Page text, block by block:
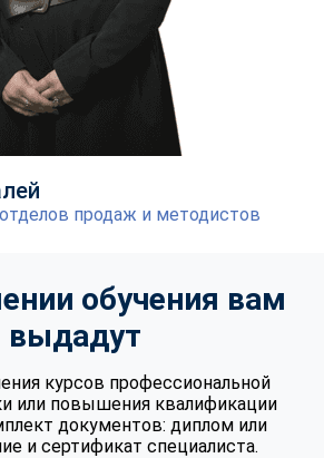
продаж и методистов
обучения вам
выдадут
курсов профессиональной
или повышения квалификации
документов: диплом или
и сертификат специалиста.